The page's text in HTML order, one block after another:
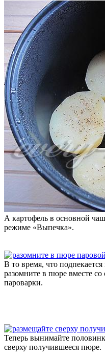
А картофель в основной
режиме «Выпечка».
В то время, что
разомните в пюре вместе
пароварки.
Теперь вынимайте
сверху получившееся пюре.